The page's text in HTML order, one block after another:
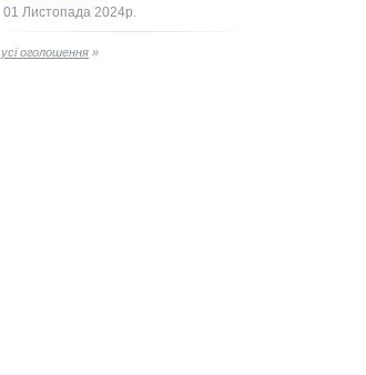
01 Листопада 2024р.
усі оголошення »